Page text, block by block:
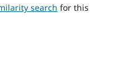
search for this